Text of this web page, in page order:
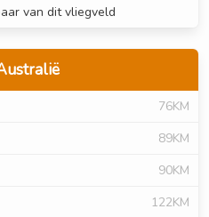
van dit vliegveld
76KM
89KM
90KM
122KM